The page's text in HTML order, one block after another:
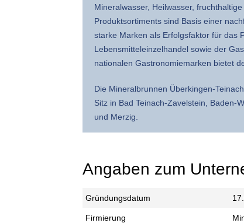
Mineralwasser, Heilwasser,
Produktsortiments sind Basis einer
starke Marken als Erfolgsfaktor für das
Lebensmitteleinzelhandel sowie der
nationalen Gastronomiemarken bietet
Die Mineralbrunnen Überkingen-
Sitz in Bad Teinach-Zavelstein, Baden-
und Merzig.
Angaben zum
Gründungsdatum
Firmierung